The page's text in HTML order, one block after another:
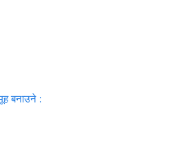
बनाउने :